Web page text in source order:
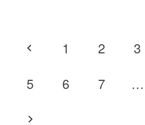
1 2 3
5
6 7 …